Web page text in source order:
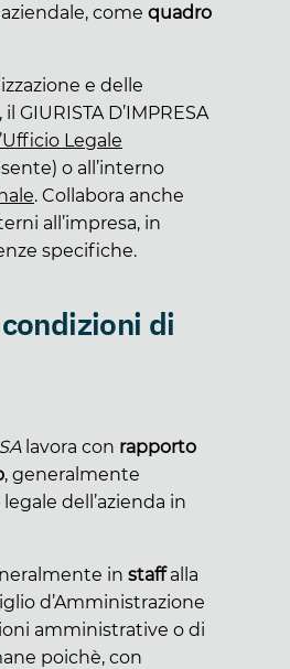
come quadro
e delle
GIURISTA D’IMPRESA
l’Ufficio Legale
o all’interno
. Collabora anche
all’impresa, in
specifiche.
di
lavora con rapporto
, generalmente
dell’azienda in
in staffalla
d’Amministrazione
amministrative o di
poichè, con